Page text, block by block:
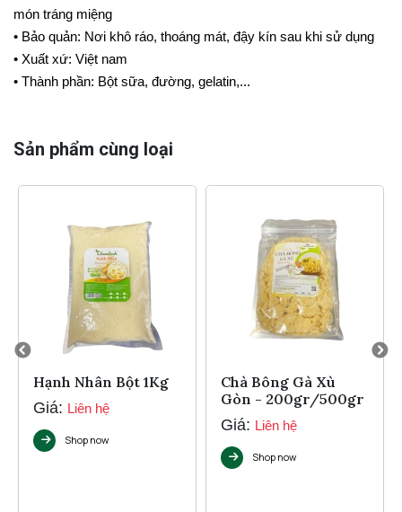
món tráng miệng
• Bảo quản: Nơi khô ráo, thoáng mát, đậy kín sau khi sử dụng
• Xuất xứ: Việt nam
• Thành phần: Bột sữa, đường, gelatin,...
Sản phẩm cùng loại
Hạnh Nhân Bột 1Kg
Giá: Liên hệ
Shop now
Chà Bông Gà Xù
Gòn - 200gr/500gr
Giá: Liên hệ
Shop now